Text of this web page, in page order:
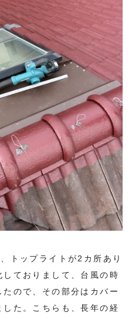
トップライトが2カ所あり
ておりまして、台風の時
ので、その部分はカバー
た。こちらも、長年の経